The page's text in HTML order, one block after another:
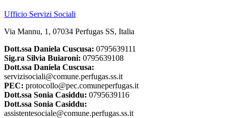
Ufficio Servizi Sociali
Via Mannu, 1, 07034 Perfugas SS, Italia
Dott.ssa Daniela Cuscusa: 0795639111
Sig.ra Silvia Buiaroni: 0795639108
Dott.ssa Daniela Cuscusa:
servizisociali@comune.perfugas.ss.it
PEC: protocollo@pec.comuneperfugas.it
Dott.ssa Sonia Casiddu: 0795639116
Dott.ssa Sonia Casiddu:
assistentesociale@comune.perfugas.ss.it